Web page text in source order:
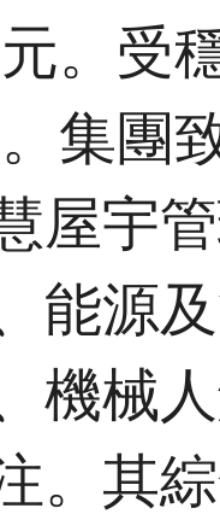
。受
集團
屋宇
能源
機械
。其